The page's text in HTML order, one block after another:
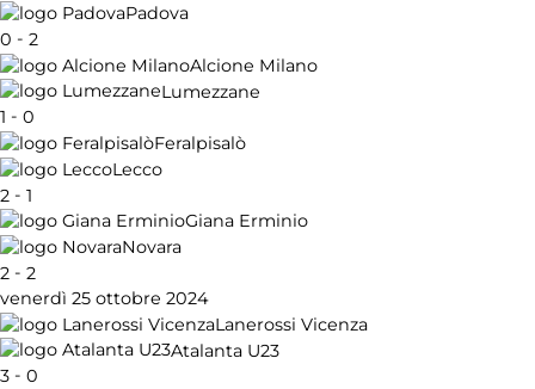
Padova
0 - 2
Alcione Milano
Lumezzane
1 - 0
Feralpisalò
Lecco
2 - 1
Giana Erminio
Novara
2 - 2
venerdì 25 ottobre 2024
Lanerossi Vicenza
Atalanta U23
3 - 0